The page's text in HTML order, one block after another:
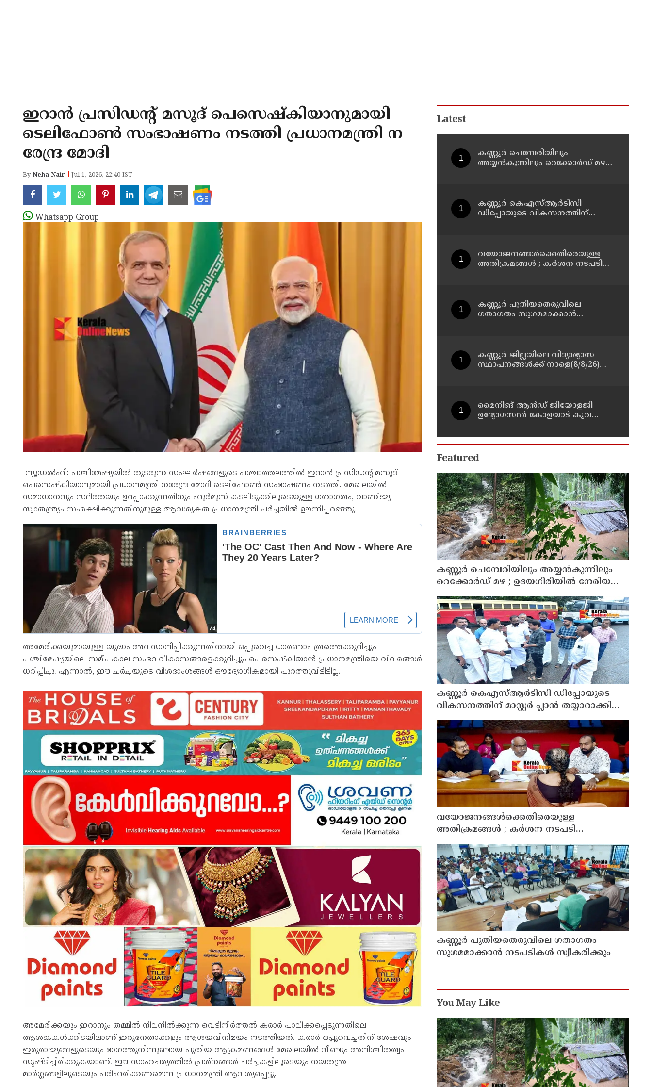
ഇറാൻ പ്രസിഡന്റ് മസൂദ് പെസെഷ്കിയാനുമായി
ടെലിഫോൺ സംഭാഷണം നടത്തി പ്രധാനമന്ത്രി ന
രേന്ദ്ര മോദി
ByNeha Nair Jul 1, 2026, 22:40 IST
Whatsapp Group
ന്യൂഡൽഹി: പശ്ചിമേഷ്യയിൽ തുടരുന്ന സംഘർഷങ്ങളുടെ പശ്ചാത്തലത്തിൽ ഇറാൻ പ്രസിഡന്റ് മസൂദ്
പെസെഷ്കിയാനുമായി പ്രധാനമന്ത്രി നരേന്ദ്ര മോദി ടെലിഫോൺ സംഭാഷണം നടത്തി. മേഖലയിൽ
സമാധാനവും സ്ഥിരതയും ഉറപ്പാക്കുന്നതിനും ഹുർമുസ് കടലിടുക്കിലൂടെയുള്ള ഗതാഗതം, വാണിജ്യ
സ്വാതന്ത്ര്യം സംരക്ഷിക്കുന്നതിനുമുള്ള ആവശ്യകത പ്രധാനമന്ത്രി ചർച്ചയിൽ ഊന്നിപ്പറഞ്ഞു.
അമേരിക്കയുമായുള്ള യുദ്ധം അവസാനിപ്പിക്കുന്നതിനായി ഒപ്പുവെച്ച ധാരണാപത്രത്തെക്കുറിച്ചും
പശ്ചിമേഷ്യയിലെ സമീപകാല സംഭവവികാസങ്ങളെക്കുറിച്ചും പെസെഷ്കിയാൻ പ്രധാനമന്ത്രിയെ വിവരങ്ങൾ
ധരിപ്പിച്ചു. എന്നാൽ, ഈ ചർച്ചയുടെ വിശദാംശങ്ങൾ ഔദ്യോഗികമായി പുറത്തുവിട്ടിട്ടില്ല.
അമേരിക്കയും ഇറാനും തമ്മിൽ നിലനിൽക്കുന്ന വെടിനിർത്തൽ കരാർ പാലിക്കപ്പെടുന്നതിലെ
ആശങ്കകൾക്കിടയിലാണ് ഇരുനേതാക്കളും ആശയവിനിമയം നടത്തിയത്. കരാർ ഒപ്പുവെച്ചതിന് ശേഷവും
ഇരുരാജ്യങ്ങളുടെയും ഭാഗത്തുനിന്നുണ്ടായ പുതിയ ആക്രമണങ്ങൾ മേഖലയിൽ വീണ്ടും അനിശ്ചിതത്വം
സൃഷ്ടിച്ചിരിക്കുകയാണ്. ഈ സാഹചര്യത്തിൽ പ്രശ്നങ്ങൾ ചർച്ചകളിലൂടെയും നയതന്ത്ര
മാർഗ്ഗങ്ങളിലൂടെയും പരിഹരിക്കണമെന്ന് പ്രധാനമന്ത്രി ആവശ്യപ്പെട്ടു.
Latest
കണ്ണൂർ ചെമ്പേരിയിലും
അയ്യൻകുന്നിലും റെക്കോർഡ് മഴ ;
കണ്ണൂർ കെഎസ്ആർടിസി
ഡിപ്പോയുടെ വികസനത്തിന്
വയോജനങ്ങൾക്കെതിരെയുള്ള
അതിക്രമങ്ങൾ ; കർശന നടപടി
കണ്ണൂർ പുതിയതെരുവിലെ
ഗതാഗതം സുഗമമാക്കാന്‍
കണ്ണൂർ ജില്ലയിലെ വിദ്യാഭ്യാസ
സ്ഥാപനങ്ങള്‍ക്ക് നാളെ(8/8/26)
മൈനിങ് ആൻഡ്​ ജിയോളജി
ഉദ്യോഗസ്ഥർ കോളയാട് കൂവ
Featured
കണ്ണൂർ ചെമ്പേരിയിലും അയ്യൻകുന്നിലും
റെക്കോർഡ് മഴ ; ഉദയഗിരിയിൽ നേരിയ
ഉരുൾപൊട്ടൽ; 13 പേരെ ക്യാമ്പിലേക്ക് മാറ്റി
കണ്ണൂർ കെഎസ്ആർടിസി ഡിപ്പോയുടെ
വികസനത്തിന് മാസ്റ്റർ പ്ലാൻ തയ്യാറാക്കി
സമർപ്പിക്കും : ടി ഒ മോഹനൻ എം എൽ എ
വയോജനങ്ങൾക്കെതിരെയുള്ള
അതിക്രമങ്ങൾ ; കർശന നടപടി
സ്വീകരിക്കുമെന്ന് കമ്മീഷൻ
കണ്ണൂർ പുതിയതെരുവിലെ ഗതാഗതം
സുഗമമാക്കാന്‍ നടപടികള്‍ സ്വീകരിക്കും
You May Like